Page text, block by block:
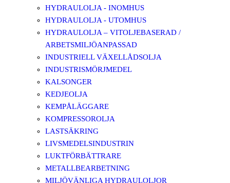
HYDRAULOLJA - INOMHUS
HYDRAULOLJA - UTOMHUS
HYDRAULOLJA – VITOLJEBASERAD /
ARBETSMILJÖANPASSAD
INDUSTRIELL VÄXELLÅDSOLJA
INDUSTRISMÖRJMEDEL
KALSONGER
KEDJEOLJA
KEMPÅLÄGGARE
KOMPRESSOROLJA
LASTSÄKRING
LIVSMEDELSINDUSTRIN
LUKTFÖRBÄTTRARE
METALLBEARBETNING
MILJÖVÄNLIGA HYDRAULOLJOR